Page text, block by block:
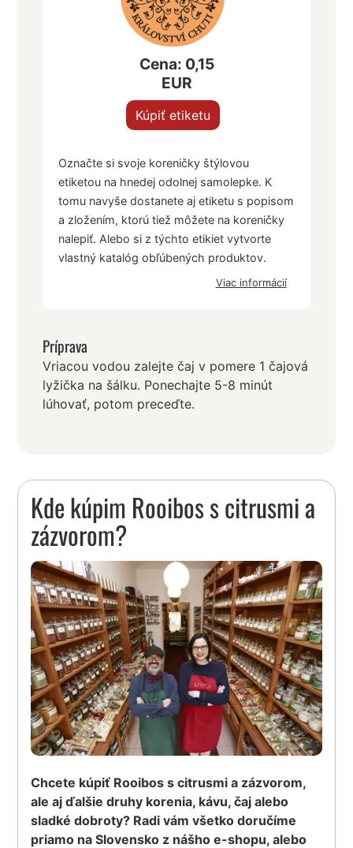
Cena: 0,15
EUR
Kúpiť etiketu
Označte si svoje koreničky štýlovou
etiketou na hnedej odolnej samolepke. K
tomu navyše dostanete aj etiketu s popisom
a zložením, ktorú tiež môžete na koreničky
nalepiť. Alebo si z týchto etikiet vytvorte
vlastný katalóg obľúbených produktov.
Viac informácií
Príprava
Vriacou vodou zalejte čaj v pomere 1 čajová
lyžička na šálku. Ponechajte 5-8 minút
lúhovať, potom preceďte.
Kde kúpim Rooibos s citrusmi a
zázvorom?
Chcete kúpiť Rooibos s citrusmi a zázvorom,
ale aj ďalšie druhy korenia, kávu, čaj alebo
sladké dobroty? Radi vám všetko doručíme
priamo na Slovensko z nášho e-shopu, alebo